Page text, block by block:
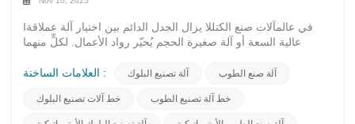
Iفي عالمآلات صنع الكتللا يزال الجدل الدائم بين اختيار آلة عملاقة
عالية السعة أو آلة صغيرة الحجم يُحيّر رواد الأعمال. لكلٍّ منهما
تكمن جاذبية الآلة عالية السعة في إنتاجها الهائل، مما يُبشر بتلبية
البلوك صغيرة الحجم بتنوعها وسرعة استجابتها، مُلبّيةً احتياجات
الأسواق المتخصصة، ومُتيحةً التكيف السريع مع الاتجاهات
العلامات الساخنة : آلة تصنيع البلوك آلة صنع الطوب
خط آلات تصنيع البلوك خط آلة تصنيع الطوب